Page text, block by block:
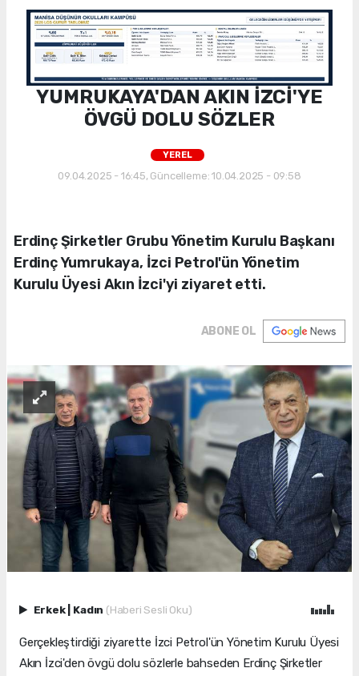
YUMRUKAYA'DAN AKIN İZCİ'YE
ÖVGÜ DOLU SÖZLER
YEREL
09.04.2025 - 16:45, Güncelleme: 10.04.2025 - 09:58
Erdinç Şirketler Grubu Yönetim Kurulu Başkanı
Erdinç Yumrukaya, İzci Petrol'ün Yönetim
Kurulu Üyesi Akın İzci'yi ziyaret etti.
ABONE OL
Erkek Kadın (Haberi Sesli Oku)
Gerçekleştirdiği ziyarette İzci Petrol'ün Yönetim Kurulu Üyesi
Akın İzci'den övgü dolu sözlerle bahseden Erdinç Şirketler